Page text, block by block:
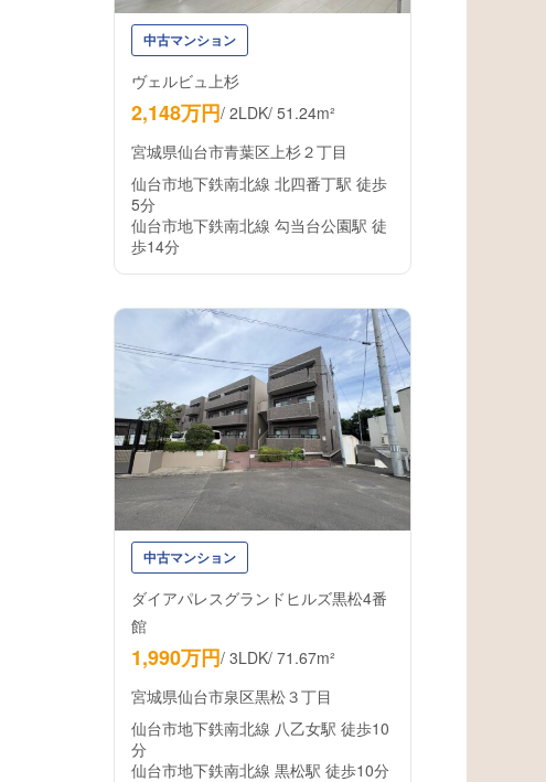
中古マンション
ヴェルビュ上杉
2,148万円/ 2LDK/ 51.24m²
宮城県仙台市青葉区上杉２丁目
仙台市地下鉄南北線 北四番丁駅 徒歩
5分
仙台市地下鉄南北線 勾当台公園駅 徒
歩14分
中古マンション
ダイアパレスグランドヒルズ黒松4番
館
1,990万円/ 3LDK/ 71.67m²
宮城県仙台市泉区黒松３丁目
仙台市地下鉄南北線 八乙女駅 徒歩10
分
仙台市地下鉄南北線 黒松駅 徒歩10分